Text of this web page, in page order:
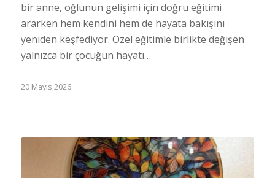
bir anne, oğlunun gelişimi için doğru eğitimi
ararken hem kendini hem de hayata bakışını
yeniden keşfediyor. Özel eğitimle birlikte değişen
yalnızca bir çocuğun hayatı…
20 Mayıs 2026